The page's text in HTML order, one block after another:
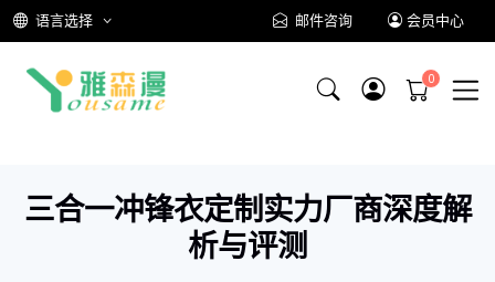
语言选择 邮件咨询 会员中心
三合一冲锋衣定制实力厂商深度解
析与评测